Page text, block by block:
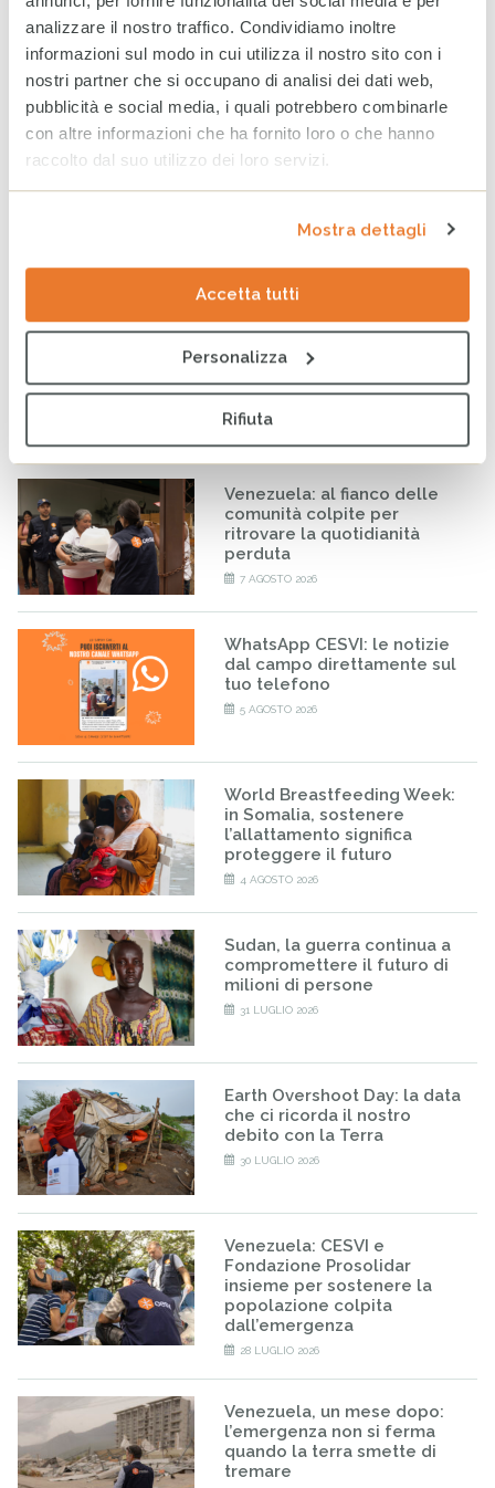
analizzare il nostro traffico. Condividiamo inoltre
informazioni sul modo in cui utilizza il nostro sito con i
nostri partner che si occupano di analisi dei dati web,
pubblicità e social media, i quali potrebbero combinarle
con altre informazioni che ha fornito loro o che hanno
raccolto dal suo utilizzo dei loro servizi.
Mostra dettagli
Accetta tutti
Personalizza
Rifiuta
Terremoto Myanmar: arrivati i primi kit di emergenza
dell’UE, CESVI li distribuirà alle popolazioni colpite dal
terremoto
ULTIMI ARTICOLI
Venezuela: al fianco delle
comunità colpite per
ritrovare la quotidianità
perduta
7 AGOSTO 2026
WhatsApp CESVI: le notizie
dal campo direttamente sul
tuo telefono
5 AGOSTO 2026
World Breastfeeding Week:
in Somalia, sostenere
l’allattamento significa
proteggere il futuro
4 AGOSTO 2026
Sudan, la guerra continua a
compromettere il futuro di
milioni di persone
31 LUGLIO 2026
Earth Overshoot Day: la data
che ci ricorda il nostro
debito con la Terra
30 LUGLIO 2026
Venezuela: CESVI e
Fondazione Prosolidar
insieme per sostenere la
popolazione colpita
dall’emergenza
28 LUGLIO 2026
Venezuela, un mese dopo:
l’emergenza non si ferma
quando la terra smette di
tremare